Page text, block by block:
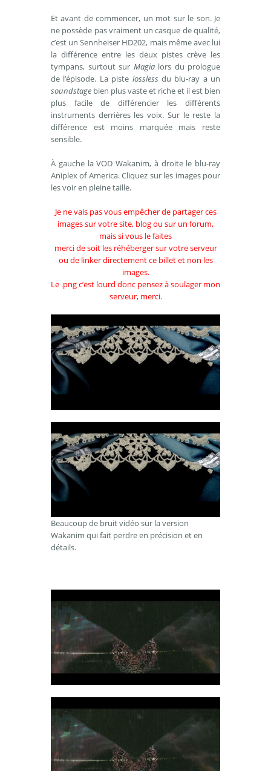
Et avant de commencer, un mot sur le son. Je
ne possède pas vraiment un casque de qualité,
c’est un Sennheiser HD202, mais même avec lui
la différence entre les deux pistes crève les
tympans, surtout sur Magialors du prologue
de l’épisode. La piste lossless du blu-ray a un
soundstage bien plus vaste et riche et il est bien
plus facile de différencier les différents
instruments derrières les voix. Sur le reste la
différence est moins marquée mais reste
sensible.
À gauche la VOD Wakanim, à droite le blu-ray
Aniplex of America. Cliquez sur les images pour
les voir en pleine taille.
Je ne vais pas vous empêcher de partager ces
images sur votre site, blog ou sur un forum,
mais si vous le faites
merci de soit les réhéberger sur votre serveur
ou de linker directement ce billet et non les
images.
Le .png c’est lourd donc pensez à soulager mon
serveur, merci.
Beaucoup de bruit vidéo sur la version
Wakanim qui fait perdre en précision et en
détails.